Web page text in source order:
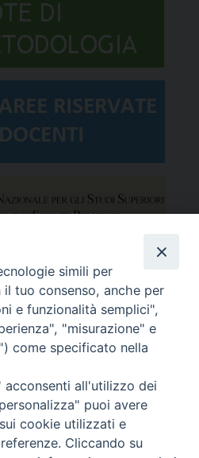
Copyright © Facoltà del Triveneto
simili per
tuo consenso, anche per
e funzionalità semplici",
"misurazione" e
come specificato nella
all'utilizzo dei
puoi avere
cookie utilizzati e
Cliccando su